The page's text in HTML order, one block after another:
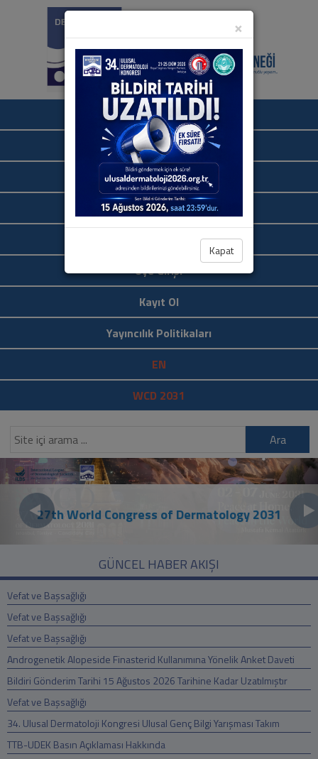
Ana Sayfa
Hakkımızda
İletişim
Bize Ulaşın
Üye Girişi
Kayıt Ol
Yayıncılık Politikaları
EN
WCD 2031
Ara
27th World Congress of Dermatology 2031
GÜNCEL HABER AKIŞI
Vefat ve Başsağlığı
Vefat ve Başsağlığı
Vefat ve Başsağlığı
Androgenetik Alopeside Finasterid Kullanımına Yönelik Anket Daveti
Bildiri Gönderim Tarihi 15 Ağustos 2026 Tarihine Kadar Uzatılmıştır
Vefat ve Başsağlığı
34. Ulusal Dermatoloji Kongresi Ulusal Genç Bilgi Yarışması Takım
Başvuruları Ba
TTB-UDEK Basın Açıklaması Hakkında
×
Kapat